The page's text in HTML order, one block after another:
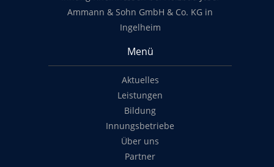
Ammann & Sohn GmbH & Co. KG in
Ingelheim
Menü
Aktuelles
Leistungen
Bildung
Innungsbetriebe
Über uns
Partner